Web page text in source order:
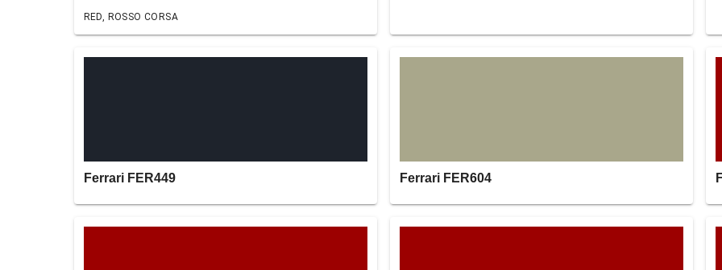
RED, ROSSO CORSA
Ferrari FER449 Ferrari FER604